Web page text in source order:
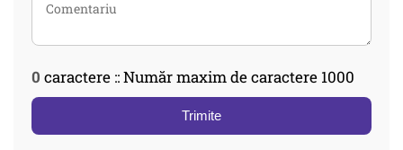
0 caractere :: Număr maxim de caractere 1000
Trimite